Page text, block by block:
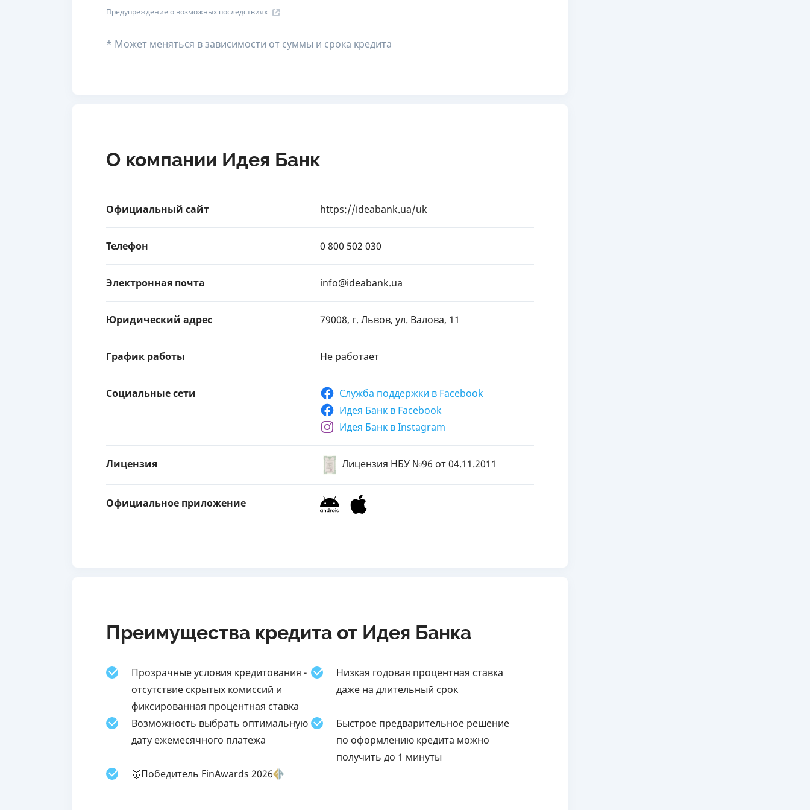
Предупреждение о возможных последствиях
* Может меняться в зависимости от суммы и срока кредита
О компании Идея Банк
Официальный сайт https://ideabank.ua/uk
Телефон 0 800 502 030
Электронная почта info@ideabank.ua
Юридический адрес 79008, г. Львов, ул. Валова, 11
График работы Не работает
Социальные сети Служба поддержки в Facebook
Идея Банк в Facebook
Идея Банк в Instagram
Лицензия Лицензия НБУ №96 от 04.11.2011
Официальное приложение
Преимущества кредита от Идея Банка
Прозрачные условия кредитования -
отсутствие скрытых комиссий и
фиксированная процентная ставка
Низкая годовая процентная ставка
даже на длительный срок
Возможность выбрать оптимальную
дату ежемесячного платежа
Быстрое предварительное решение
по оформлению кредита можно
получить до 1 минуты
🥇Победитель FinAwards 2026